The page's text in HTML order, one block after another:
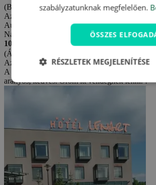
(Blanka J. -
Cseh)
Az értékelés létrehozva: 31. 5. 2026
Automatikus fordítás (Eredeti megjelenítése)
Nagyon elégedettek voltak.
10/10
(Ágnes P. -
Az értékelés létrehozva: 23. 5. 2026
A környezet nagyon szép. Kellemes
aranyos, kedves. Öröm itt vendégnek lenni. !
szabályzatunknak megfelelően.
ÖSSZES
RÉSZLETEK MEGJELENÍTÉSE